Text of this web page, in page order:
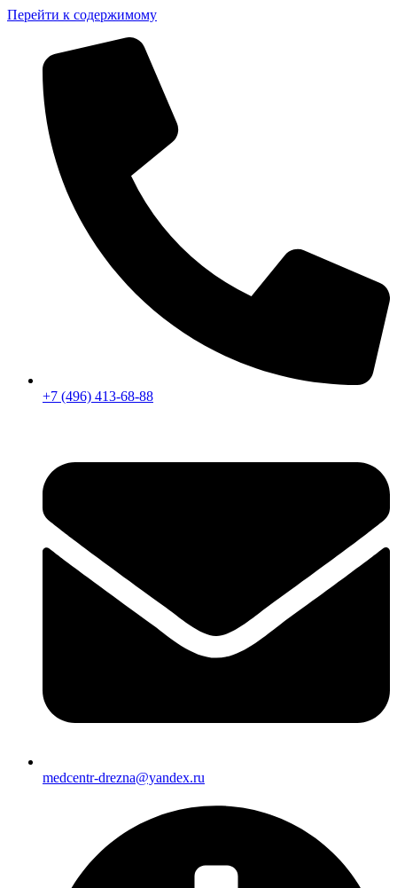
Перейти к содержимому
+7 (496) 413-68-88
medcentr-drezna@yandex.ru